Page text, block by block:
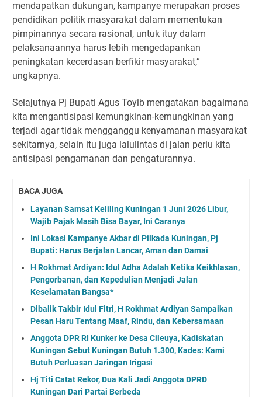
mendapatkan dukungan, kampanye merupakan proses
pendidikan politik masyarakat dalam mementukan
pimpinannya secara rasional, untuk ituy dalam
pelaksanaannya harus lebih mengedapankan
peningkatan kecerdasan berfikir masyarakat,”
ungkapnya.
Selajutnya Pj Bupati Agus Toyib mengatakan bagaimana
kita mengantisipasi kemungkinan-kemungkinan yang
terjadi agar tidak mengganggu kenyamanan masyarakat
sekitarnya, selain itu juga lalulintas di jalan perlu kita
antisipasi pengamanan dan pengaturannya.
BACA JUGA
Layanan Samsat Keliling Kuningan 1 Juni 2026 Libur,
Wajib Pajak Masih Bisa Bayar, Ini Caranya
Ini Lokasi Kampanye Akbar di Pilkada Kuningan, Pj
Bupati: Harus Berjalan Lancar, Aman dan Damai
H Rokhmat Ardiyan: Idul Adha Adalah Ketika Keikhlasan,
Pengorbanan, dan Kepedulian Menjadi Jalan
Keselamatan Bangsa*
Dibalik Takbir Idul Fitri, H Rokhmat Ardiyan Sampaikan
Pesan Haru Tentang Maaf, Rindu, dan Kebersamaan
Anggota DPR RI Kunker ke Desa Cileuya, Kadiskatan
Kuningan Sebut Kuningan Butuh 1.300, Kades: Kami
Butuh Perluasan Jaringan Irigasi
Hj Titi Catat Rekor, Dua Kali Jadi Anggota DPRD
Kuningan Dari Partai Berbeda